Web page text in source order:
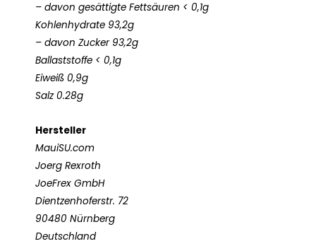
– davon gesättigte Fettsäuren < 0,1g
Kohlenhydrate 93,2g
– davon Zucker 93,2g
Ballaststoffe < 0,1g
Eiweiß 0,9g
Salz 0.28g
Hersteller
MauiSU.com
Joerg Rexroth
JoeFrex GmbH
Dientzenhoferstr. 72
90480 Nürnberg
Deutschland